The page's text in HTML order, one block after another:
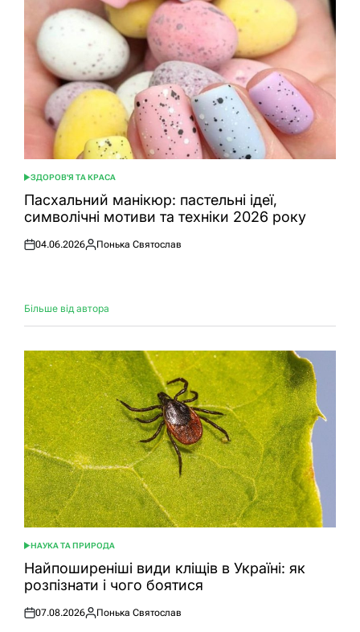
ОПУБЛІКУВАТИ
У
ЗДОРОВ'Я ТА КРАСА
Пасхальний манікюр: пастельні ідеї,
символічні мотиви та техніки 2026 року
Оприлюднено
04.06.2026
Опубліковано
Понька Святослав
Більше від автора
ОПУБЛІКУВАТИ
У
НАУКА ТА ПРИРОДА
Найпоширеніші види кліщів в Україні: як
розпізнати і чого боятися
Оприлюднено
07.08.2026
Опубліковано
Понька Святослав